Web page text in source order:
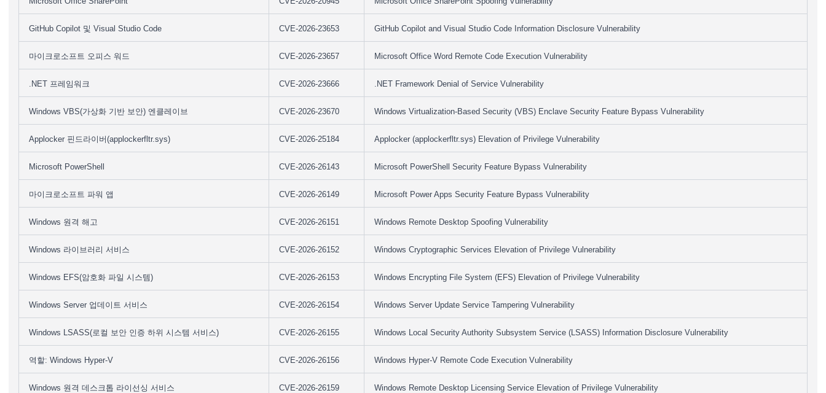
GitHub Copilot 및 Visual Studio Code CVE-2026-23653 GitHub Copilot and Visual Studio Code Information Disclosure Vulnerability
마이크로소프트 오피스 워드 CVE-2026-23657 Microsoft Office Word Remote Code Execution Vulnerability
.NET 프레임워크 CVE-2026-23666 .NET Framework Denial of Service Vulnerability
Windows VBS(가상화 기반 보안) 엔클레이브 CVE-2026-23670 Windows Virtualization-Based Security (VBS) Enclave Security Feature Bypass Vulnerability
Applocker 핀드라이버(applockerfltr.sys) CVE-2026-25184 Applocker (applockerfltr.sys) Elevation of Privilege Vulnerability
Microsoft PowerShell CVE-2026-26143 Microsoft PowerShell Security Feature Bypass Vulnerability
마이크로소프트 파워 앱 CVE-2026-26149 Microsoft Power Apps Security Feature Bypass Vulnerability
Windows 원격 해고 CVE-2026-26151 Windows Remote Desktop Spoofing Vulnerability
Windows 라이브러리 서비스 CVE-2026-26152 Windows Cryptographic Services Elevation of Privilege Vulnerability
Windows EFS(암호화 파일 시스템) CVE-2026-26153 Windows Encrypting File System (EFS) Elevation of Privilege Vulnerability
Windows Server 업데이트 서비스 CVE-2026-26154 Windows Server Update Service Tampering Vulnerability
Windows LSASS(로컬 보안 인증 하위 시스템 서비스) CVE-2026-26155 Windows Local Security Authority Subsystem Service (LSASS) Information Disclosure Vulnerability
역할: Windows Hyper-V CVE-2026-26156 Windows Hyper-V Remote Code Execution Vulnerability
Windows 원격 데스크톱 라이선싱 서비스 CVE-2026-26159 Windows Remote Desktop Licensing Service Elevation of Privilege Vulnerability